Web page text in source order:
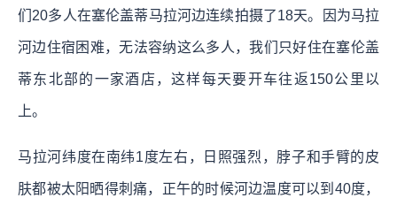
们20多人在塞伦盖蒂马拉河边连续拍摄了18天。因为马拉
河边住宿困难，无法容纳这么多人，我们只好住在塞伦盖
蒂东北部的一家酒店，这样每天要开车往返150公里以
上。
马拉河纬度在南纬1度左右，日照强烈，脖子和手臂的皮
肤都被太阳晒得刺痛，正午的时候河边温度可以到40度，